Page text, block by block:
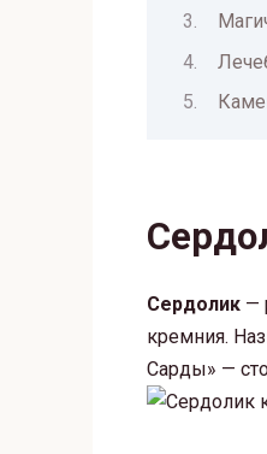
Сердолик —
кремния.
Сарды» —